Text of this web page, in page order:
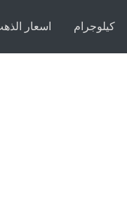
كيلوجرام اسعار